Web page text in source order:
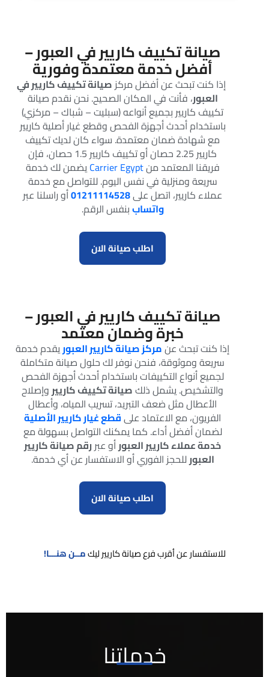
صيانة تكييف كاريير في العبور –
أفضل خدمة معتمدة وفورية
إذا كنت تبحث عن أفضل مركز صيانة تكييف كاريير في
العبور، فأنت في المكان الصحيح. نحن نقدم صيانة
تكييف كاريير بجميع أنواعه (سبليت – شباك – مركزي)
باستخدام أحدث أجهزة الفحص وقطع غيار أصلية كاريير
مع شهادة ضمان معتمدة. سواء كان لديك تكييف
كاريير 2.25 حصان أو تكييف كاريير 1.5 حصان، فإن
فريقنا المعتمد منCarrier Egyptيضمن لك خدمة
سريعة ومنزلية في نفس اليوم. للتواصل مع خدمة
عملاء كاريير، اتصل على01211114528أو راسلنا عبر
واتساببنفس الرقم.
اطلب صيانة الان
صيانة تكييف كاريير في العبور –
خبرة وضمان معتمد
إذا كنت تبحث عنمركز صيانة كاريير العبوريقدم خدمة
سريعة وموثوقة، فنحن نوفر لك حلول صيانة متكاملة
لجميع أنواع التكييفات باستخدام أحدث أجهزة الفحص
والتشخيص. يشمل ذلكصيانة تكييف كاريير وإصلاح
الأعطال مثل ضعف التبريد، تسريب المياه، وأعطال
الفريون، مع الاعتماد علىقطع غيار كاريير الأصلية
لضمان أفضل أداء. كما يمكنك التواصل بسهولة مع
خدمة عملاء كاريير العبورأو عبر رقم صيانة كاريير
العبورللحجز الفوري أو الاستفسار عن أي خدمة.
اطلب صيانة الان
للاستفسار عن أقرب فرع صيانة كاريير ليكمــن هنـــا!
خدماتنا